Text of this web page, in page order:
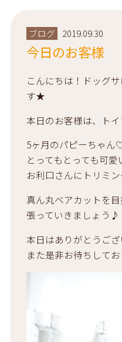
ブログ 2019.09.30
今日のお客様
こんにちは！ドッグ
す★
本日のお客様は、ト
5ヶ月のパピーちゃん
とってもとっても可
お利口さんにトリミ
真ん丸ベアカットを
張っていきましょう♪
本日はありがとうござ
また是非お待ちしてお